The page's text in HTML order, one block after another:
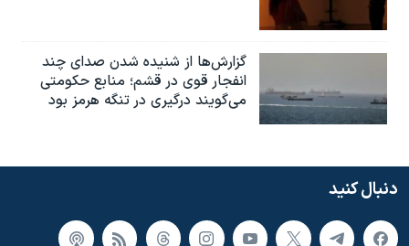
گزارش‌ها از شنیده شدن صدای چند
انفجار قوی در قشم؛ منابع حکومتی
می‌گویند درگیری در تنگه هرمز بود
دنبال کنید